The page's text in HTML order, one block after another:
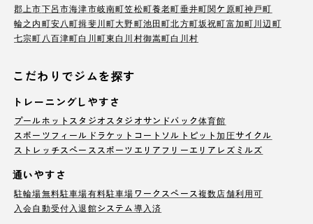
郡上市下呂市海津市岐南町笠松町養老町垂井町関ケ原町神戸町
輪之内町安八町揖斐川町大野町池田町北方町坂祝町富加町川辺町
七宗町 八百津町白川町東白川村御嵩町白川村
こだわりでジムを探す
トレーニングしやすさ
プールホットスタジオ スタジオサンドバック体育館
スポーツフィールド ラケットコート ソルトピット加圧サイクル
ストレッチスペース スポーツエリア フリーエリア レズミルズ
通いやすさ
駐輪場無料駐車場有料駐車場ワークスペース複数店舗利用可
入会自動受付 入退館システム導入済